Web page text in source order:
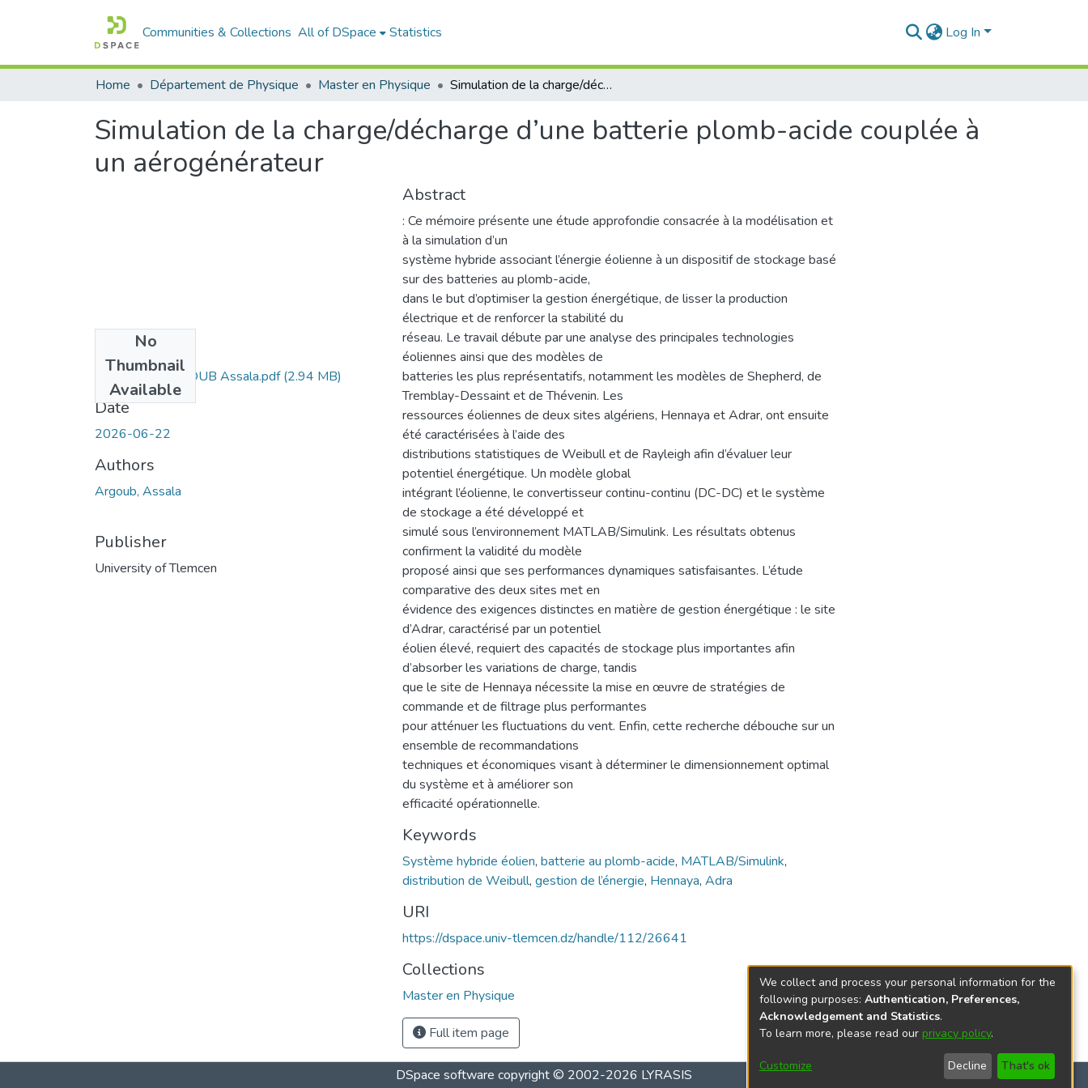
Communities & Collections All of DSpace Statistics Log In
Home Département de Physique Master en Physique Simulation de la charge/décharge d’une batterie plomb-acide couplée à un aérogénérateur
Simulation de la charge/décharge d’une batterie plomb-acide couplée à
un aérogénérateur
No
Thumbnail
Available
VF_Master ARGOUB Assala.pdf(2.94 MB)
Date
2026-06-22
Authors
Argoub, Assala
Publisher
University of Tlemcen
Abstract
: Ce mémoire présente une étude approfondie consacrée à la modélisation et
à la simulation d’un
système hybride associant l’énergie éolienne à un dispositif de stockage basé
sur des batteries au plomb-acide,
dans le but d’optimiser la gestion énergétique, de lisser la production
électrique et de renforcer la stabilité du
réseau. Le travail débute par une analyse des principales technologies
éoliennes ainsi que des modèles de
batteries les plus représentatifs, notamment les modèles de Shepherd, de
Tremblay-Dessaint et de Thévenin. Les
ressources éoliennes de deux sites algériens, Hennaya et Adrar, ont ensuite
été caractérisées à l’aide des
distributions statistiques de Weibull et de Rayleigh afin d’évaluer leur
potentiel énergétique. Un modèle global
intégrant l’éolienne, le convertisseur continu-continu (DC-DC) et le système
de stockage a été développé et
simulé sous l’environnement MATLAB/Simulink. Les résultats obtenus
confirment la validité du modèle
proposé ainsi que ses performances dynamiques satisfaisantes. L’étude
comparative des deux sites met en
évidence des exigences distinctes en matière de gestion énergétique : le site
d’Adrar, caractérisé par un potentiel
éolien élevé, requiert des capacités de stockage plus importantes afin
d’absorber les variations de charge, tandis
que le site de Hennaya nécessite la mise en œuvre de stratégies de
commande et de filtrage plus performantes
pour atténuer les fluctuations du vent. Enfin, cette recherche débouche sur un
ensemble de recommandations
techniques et économiques visant à déterminer le dimensionnement optimal
du système et à améliorer son
efficacité opérationnelle.
Keywords
Système hybride éolien, batterie au plomb-acide, MATLAB/Simulink,
distribution de Weibull, gestion de l’énergie, Hennaya, Adra
URI
https://dspace.univ-tlemcen.dz/handle/112/26641
Collections
Master en Physique
Full item page
DSpace software copyright © 2002-2026 LYRASIS
We collect and process your personal information for the
following purposes: Authentication, Preferences,
Acknowledgement and Statistics.
To learn more, please read our privacy policy.
Customize Decline That's ok